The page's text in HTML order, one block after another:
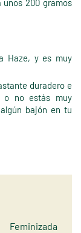
unos 200 gramos
Haze, y es muy
duradero e
o no estás muy
bajón en tu
Feminizada